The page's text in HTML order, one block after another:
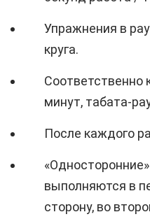
Упражнения в
круга.
Соответственно
минут, табата-
После каждого
выполняются в
сторону, во